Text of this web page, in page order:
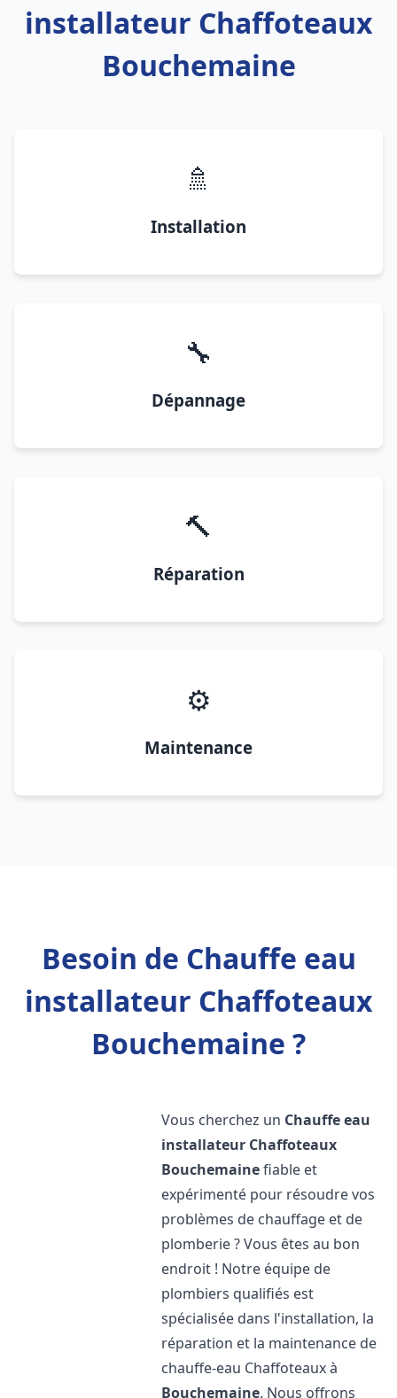
installateur Chaffoteaux
Bouchemaine
🚿
Installation
🔧
Dépannage
🔨
Réparation
⚙️
Maintenance
Besoin de Chauffe eau
installateur Chaffoteaux
Bouchemaine ?
Vous cherchez un Chauffe eau
installateur Chaffoteaux
Bouchemainefiable et
expérimenté pour résoudre vos
problèmes de chauffage et de
plomberie ? Vous êtes au bon
endroit ! Notre équipe de
plombiers qualifiés est
spécialisée dans l'installation, la
réparation et la maintenance de
chauffe-eau Chaffoteaux à
Bouchemaine. Nous offrons